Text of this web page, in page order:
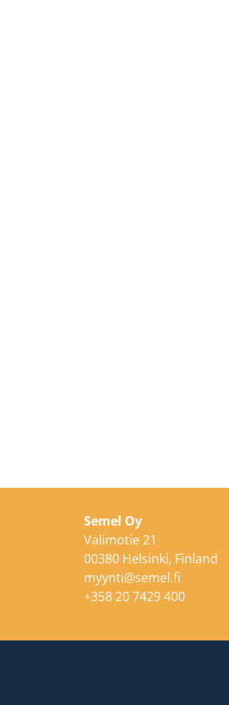
Semel Oy
Valimotie 21
00380 Helsinki, Finland
myynti@semel.fi
+358 20 7429 400